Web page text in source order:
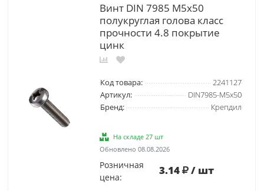
Винт DIN 7985 М5х50
полукруглая голова класс
прочности 4.8 покрытие
цинк
Код товара:
2241127
Артикул:
DIN7985-М5х50
Бренд:
Крепдил
На складе 27 шт
Обновлено 08.08.2026
Розничная
цена:
3.14 / шт